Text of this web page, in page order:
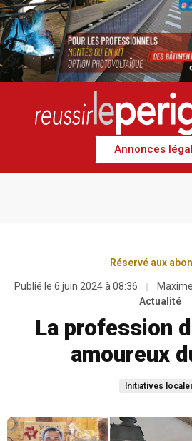
Annonces
Réservé aux
Publié le 6 juin 2024 à 08:36
Actualité
La profession
amoureux
Initiatives